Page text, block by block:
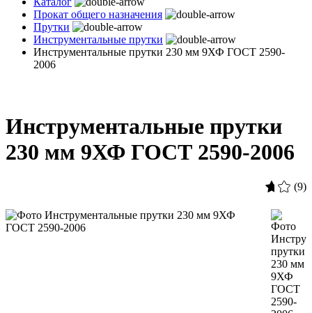
Прокат общего назначения
Прутки
Инструментальные прутки
Инструментальные прутки 230 мм 9ХФ ГОСТ 2590-
2006
Инструментальные прутки
230 мм 9ХФ ГОСТ 2590-2006
(9)